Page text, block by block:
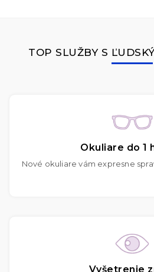
TOP SLUŽBY S
Okuliare do 1
Nové okuliare vám expresne
Vyšetrenie